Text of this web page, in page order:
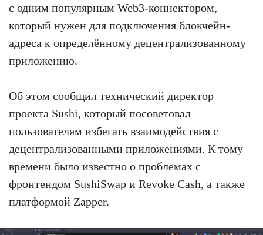
с одним популярным Web3-коннектором,
который нужен для подключения блокчейн-
адреса к определённому децентрализованному
приложению.
Об этом сообщил технический директор
проекта Sushi, который посоветовал
пользователям избегать взаимодействия с
децентрализованными приложениями. К тому
времени было известно о проблемах с
фронтендом SushiSwap и Revoke Cash, а также
платформой Zapper.